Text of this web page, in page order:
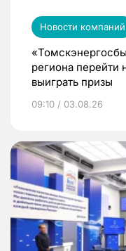
Новости компаний
региона перейти
выиграть призы
09:10 / 03.08.26